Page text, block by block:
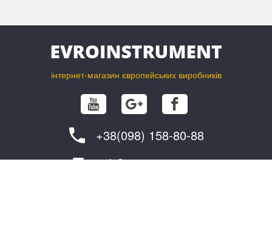
інтернет-магазин європейських виробників
+38(098) 158-80-88
info@evroinstrument.com